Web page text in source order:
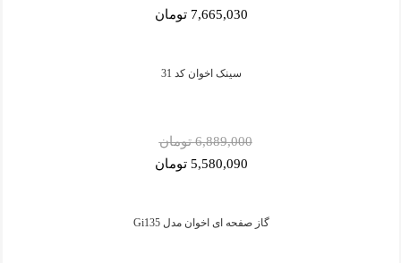
7,665,030 تومان
سینک اخوان کد 31
6,889,000 تومان
5,580,090 تومان
گاز صفحه ای اخوان مدل Gi135